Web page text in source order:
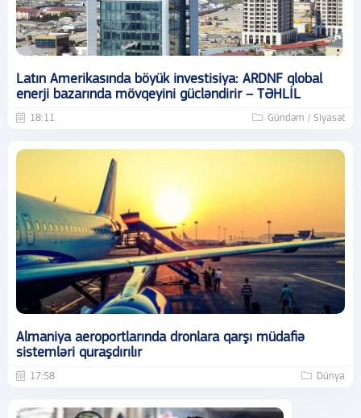
Latın Amerikasında böyük investisiya: ARDNF qlobal
enerji bazarında mövqeyini gücləndirir – TƏHLİL
18:11 Gündəm / Siyasət
Almaniya aeroportlarında dronlara qarşı müdafiə
sistemləri quraşdırılır
17:58 Dünya